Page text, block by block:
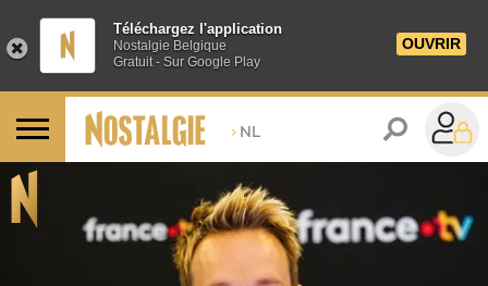
Téléchargez l'application
Nostalgie Belgique
Gratuit - Sur Google Play
OUVRIR
> NL